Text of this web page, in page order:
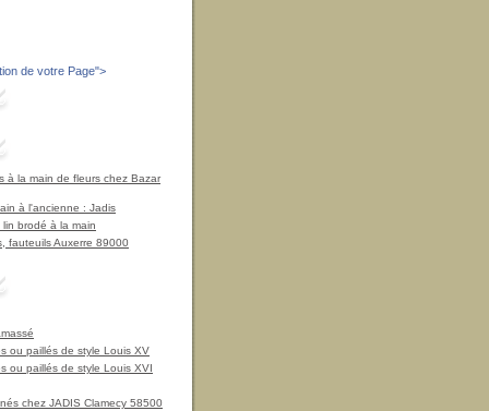
de votre Page">
à la main de fleurs chez Bazar
à l'ancienne : Jadis
brodé à la main
fauteuils Auxerre 89000
ou paillés de style Louis XV
ou paillés de style Louis XVI
chez JADIS Clamecy 58500